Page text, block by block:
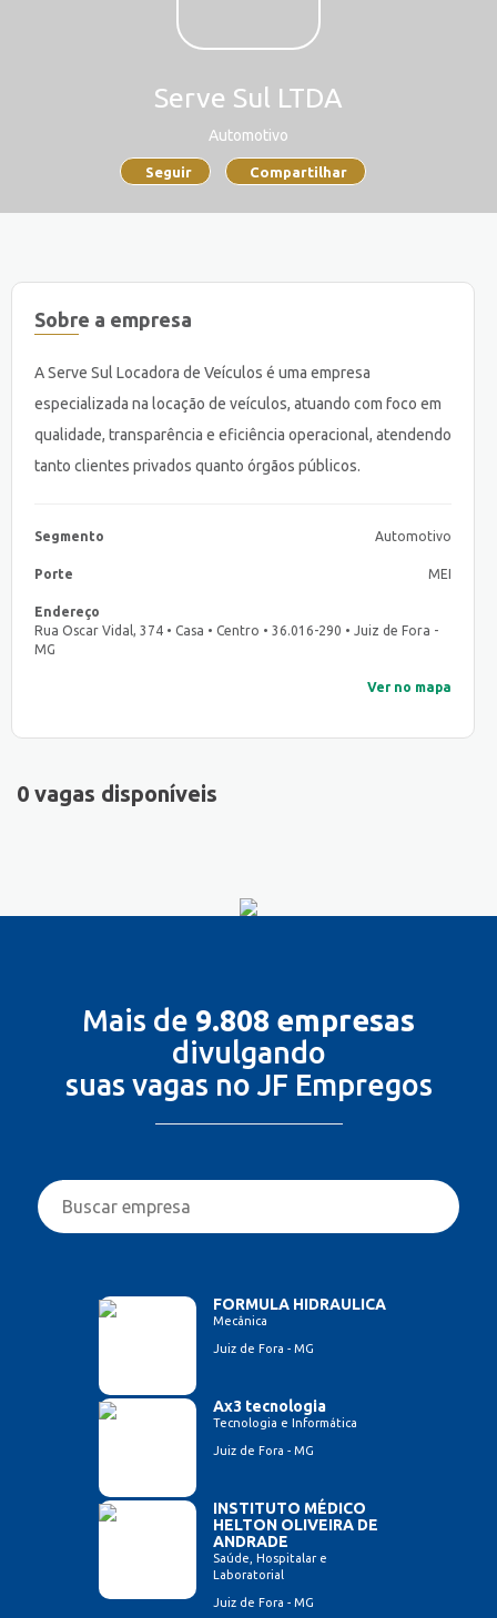
Serve Sul LTDA
Automotivo
Seguir Compartilhar
Sobre a empresa
A Serve Sul Locadora de Veículos é uma empresa
especializada na locação de veículos, atuando com foco em
qualidade, transparência e eficiência operacional, atendendo
tanto clientes privados quanto órgãos públicos.
Segmento Automotivo
Porte MEI
Endereço
Rua Oscar Vidal, 374 • Casa • Centro • 36.016-290 • Juiz de Fora -
MG
Ver no mapa
0 vagas disponíveis
Mais de 9.808 empresas
divulgando
suas vagas no JF Empregos
FORMULA HIDRAULICA
Mecânica
Juiz de Fora - MG
Ax3 tecnologia
Tecnologia e Informática
Juiz de Fora - MG
INSTITUTO MÉDICO
HELTON OLIVEIRA DE
ANDRADE
Saúde, Hospitalar e
Laboratorial
Juiz de Fora - MG